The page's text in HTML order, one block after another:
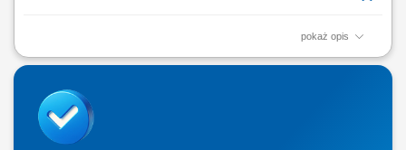
pokaż opis
Główne zadania: Prowadzenie własnej działalności gospodarczej w
obsługi. Monitorowanie stanów magazynowych i zamówień.
Dostosowywanie asortymentu sklepu do potrzeb lokalnego rynku.
Współpraca z centralą w zakresie działań...